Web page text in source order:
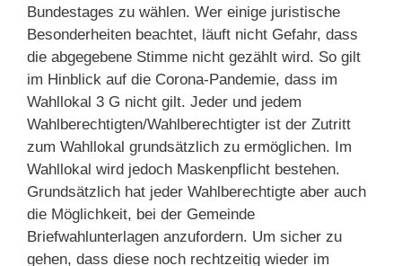
Bundestages zu wählen. Wer einige juristische
Besonderheiten beachtet, läuft nicht Gefahr, dass
die abgegebene Stimme nicht gezählt wird. So gilt
im Hinblick auf die Corona-Pandemie, dass im
Wahllokal 3 G nicht gilt. Jeder und jedem
Wahlberechtigten/Wahlberechtigter ist der Zutritt
zum Wahllokal grundsätzlich zu ermöglichen. Im
Wahllokal wird jedoch Maskenpflicht bestehen.
Grundsätzlich hat jeder Wahlberechtigte aber auch
die Möglichkeit, bei der Gemeinde
Briefwahlunterlagen anzufordern. Um sicher zu
gehen, dass diese noch rechtzeitig wieder im